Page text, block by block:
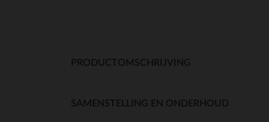
PRODUCTOMSCHRIJVING
SAMENSTELLING EN ONDERHOUD